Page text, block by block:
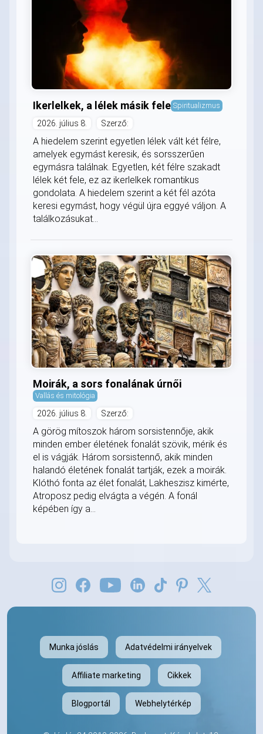
Ikerlelkek, a lélek másik fele Spiritualizmus
2026. július 8. Szerző:
A hiedelem szerint egyetlen lélek vált két félre,
amelyek egymást keresik, és sorsszerűen
egymásra találnak. Egyetlen, két félre szakadt
lélek két fele, ez az ikerlelkek romantikus
gondolata. A hiedelem szerint a két fél azóta
keresi egymást, hogy végül újra eggyé váljon. A
találkozásukat...
Moirák, a sors fonalának úrnői
Vallás és mitológia
2026. július 8. Szerző:
A görög mítoszok három sorsistennője, akik
minden ember életének fonalát szövik, mérik és
el is vágják. Három sorsistennő, akik minden
halandó életének fonalát tartják, ezek a moirák.
Klóthó fonta az élet fonalát, Lakheszisz kimérte,
Atroposz pedig elvágta a végén. A fonál
képében így a...
Munka jóslás Adatvédelmi irányelvek
Affiliate marketing Cikkek
Blogportál Webhelytérkép